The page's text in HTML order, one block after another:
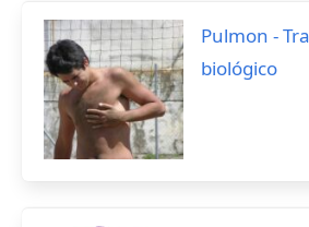
Pulmon -
biológico